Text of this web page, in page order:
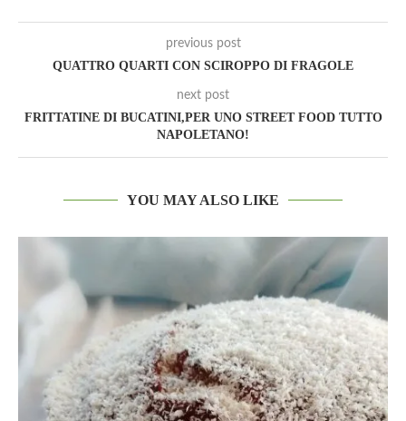
previous post
QUATTRO QUARTI CON SCIROPPO DI FRAGOLE
next post
FRITTATINE DI BUCATINI,PER UNO STREET FOOD TUTTO
NAPOLETANO!
YOU MAY ALSO LIKE